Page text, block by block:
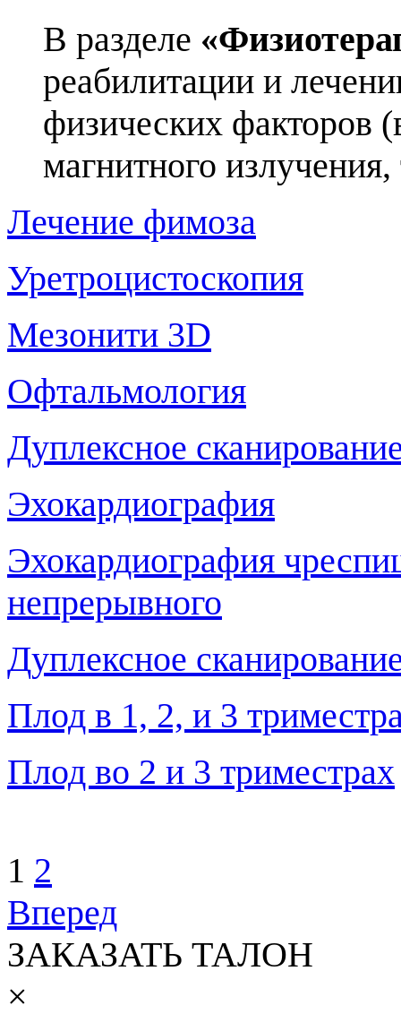
В разделе
реабилитации и
физических факторов
магнитного
Лечение фимоза
Уретроцистоскопия
Мезонити 3D
Офтальмология
Дуплексное
Эхокардиография
Эхокардиография
непрерывного
Дуплексное
Плод в 1, 2, и 3
Плод во 2 и 3 триместрах
1 2
Вперед
ЗАКАЗАТЬ ТАЛОН
×